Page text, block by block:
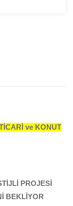
ve KONUT
PROJESİ
BEKLİYOR